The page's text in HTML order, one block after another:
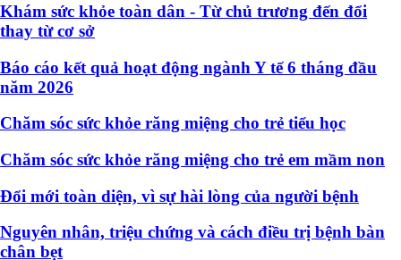
Khám sức khỏe toàn dân - Từ chủ trương đến đổi
thay từ cơ sở
Báo cáo kết quả hoạt động ngành Y tế 6 tháng đầu
năm 2026
Chăm sóc sức khỏe răng miệng cho trẻ tiểu học
Chăm sóc sức khỏe răng miệng cho trẻ em mầm non
Đổi mới toàn diện, vì sự hài lòng của người bệnh
Nguyên nhân, triệu chứng và cách điều trị bệnh bàn
chân bẹt